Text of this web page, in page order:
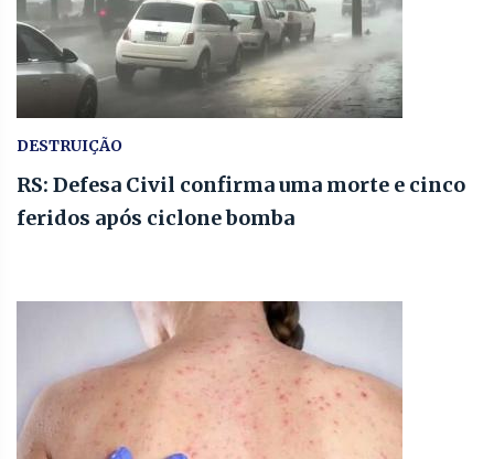
DESTRUIÇÃO
RS: Defesa Civil confirma uma morte e cinco
feridos após ciclone bomba